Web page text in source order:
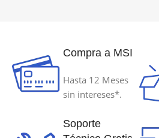
Compra a MSI
Hasta 12 Meses
sin intereses*.
Soporte